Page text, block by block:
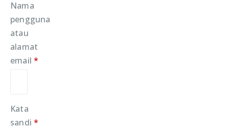
Nama
pengguna
atau
alamat
email*
Kata
sandi*